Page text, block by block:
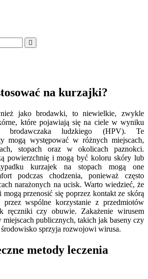
na kurzajki?
jako brodawki, to niewielkie, zwykle
które pojawiają się na ciele w wyniku
brodawczaka ludzkiego (HPV). Te
mogą występować w różnych miejscach,
stopach oraz w okolicach paznokci.
powierzchnię i mogą być koloru skóry lub
kurzajek na stopach mogą one
podczas chodzenia, ponieważ często
narażonych na ucisk. Warto wiedzieć, że
przenosić się poprzez kontakt ze skórą
przez wspólne korzystanie z przedmiotów
ręczniki czy obuwie. Zakażenie wirusem
publicznych, takich jak baseny czy
sprzyja rozwojowi wirusa.
metody leczenia